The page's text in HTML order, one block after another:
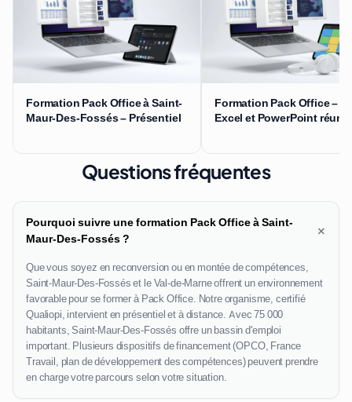
Formation Pack Office à Saint-
Maur-Des-Fossés – Présentiel
Formation Pack Office –
Excel et PowerPoint réunis
Questions fréquentes
Pourquoi suivre une formation Pack Office à Saint-
Maur-Des-Fossés ?
+
Que vous soyez en reconversion ou en montée de compétences,
Saint-Maur-Des-Fossés et le Val-de-Marne offrent un environnement
favorable pour se former à Pack Office. Notre organisme, certifié
Qualiopi, intervient en présentiel et à distance. Avec 75 000
habitants, Saint-Maur-Des-Fossés offre un bassin d'emploi
important. Plusieurs dispositifs de financement (OPCO, France
Travail, plan de développement des compétences) peuvent prendre
en charge votre parcours selon votre situation.